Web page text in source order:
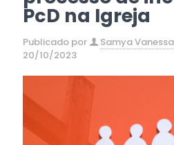
PcD na Igreja
Publicado por Samya
20/10/2023